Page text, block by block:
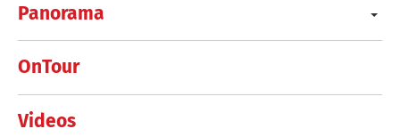
Panorama
OnTour
Videos